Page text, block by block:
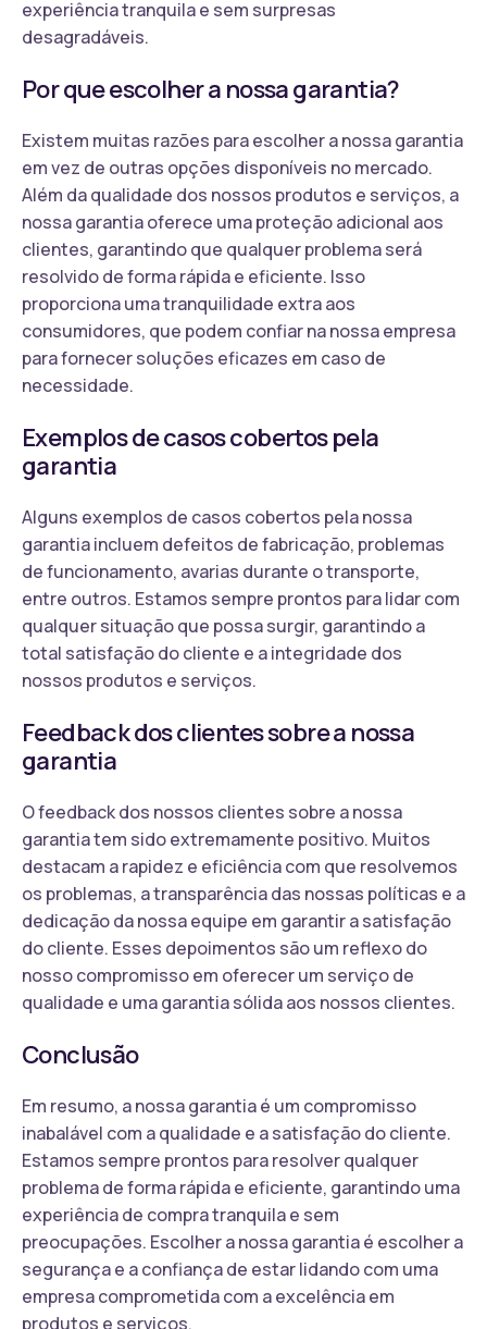
experiência tranquila e sem surpresas
desagradáveis.
Por que escolher a nossa garantia?
Existem muitas razões para escolher a nossa garantia
em vez de outras opções disponíveis no mercado.
Além da qualidade dos nossos produtos e serviços, a
nossa garantia oferece uma proteção adicional aos
clientes, garantindo que qualquer problema será
resolvido de forma rápida e eficiente. Isso
proporciona uma tranquilidade extra aos
consumidores, que podem confiar na nossa empresa
para fornecer soluções eficazes em caso de
necessidade.
Exemplos de casos cobertos pela
garantia
Alguns exemplos de casos cobertos pela nossa
garantia incluem defeitos de fabricação, problemas
de funcionamento, avarias durante o transporte,
entre outros. Estamos sempre prontos para lidar com
qualquer situação que possa surgir, garantindo a
total satisfação do cliente e a integridade dos
nossos produtos e serviços.
Feedback dos clientes sobre a nossa
garantia
O feedback dos nossos clientes sobre a nossa
garantia tem sido extremamente positivo. Muitos
destacam a rapidez e eficiência com que resolvemos
os problemas, a transparência das nossas políticas e a
dedicação da nossa equipe em garantir a satisfação
do cliente. Esses depoimentos são um reflexo do
nosso compromisso em oferecer um serviço de
qualidade e uma garantia sólida aos nossos clientes.
Conclusão
Em resumo, a nossa garantia é um compromisso
inabalável com a qualidade e a satisfação do cliente.
Estamos sempre prontos para resolver qualquer
problema de forma rápida e eficiente, garantindo uma
experiência de compra tranquila e sem
preocupações. Escolher a nossa garantia é escolher a
segurança e a confiança de estar lidando com uma
empresa comprometida com a excelência em
produtos e serviços.